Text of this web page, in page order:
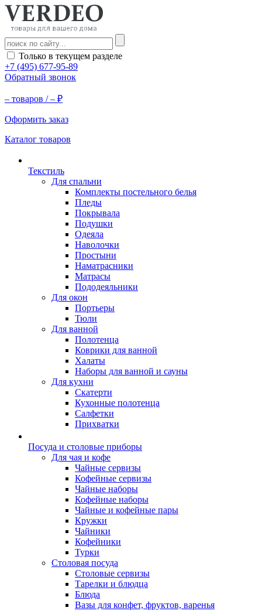
Только в текущем разделе
+7 (495) 677-95-89
Обратный звонок
– товаров /– ₽
Оформить заказ
Каталог товаров
Текстиль
Для спальни
Комплекты постельного белья
Пледы
Покрывала
Подушки
Одеяла
Наволочки
Простыни
Наматрасники
Матрасы
Пододеяльники
Для окон
Портьеры
Тюли
Для ванной
Полотенца
Коврики для ванной
Халаты
Наборы для ванной и сауны
Для кухни
Скатерти
Кухонные полотенца
Салфетки
Прихватки
Посуда и столовые приборы
Для чая и кофе
Чайные сервизы
Кофейные сервизы
Чайные наборы
Кофейные наборы
Чайные и кофейные пары
Кружки
Чайники
Кофейники
Турки
Столовая посуда
Столовые сервизы
Тарелки и блюдца
Блюда
Вазы для конфет, фруктов, варенья